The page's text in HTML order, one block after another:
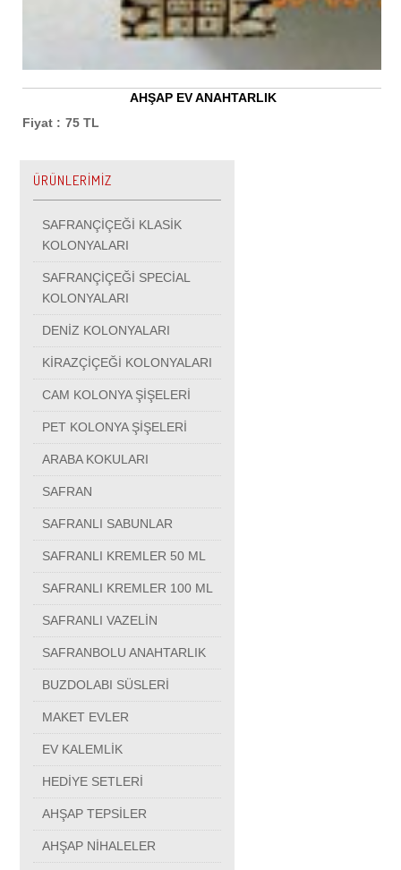
AHŞAP EV ANAHTARLIK
Fiyat : 75 TL
ÜRÜNLERİMİZ
SAFRANÇİÇEĞİ KLASİK
KOLONYALARI
SAFRANÇİÇEĞİ SPECİAL
KOLONYALARI
DENİZ KOLONYALARI
KİRAZÇİÇEĞİ KOLONYALARI
CAM KOLONYA ŞİŞELERİ
PET KOLONYA ŞİŞELERİ
ARABA KOKULARI
SAFRAN
SAFRANLI SABUNLAR
SAFRANLI KREMLER 50 ML
SAFRANLI KREMLER 100 ML
SAFRANLI VAZELİN
SAFRANBOLU ANAHTARLIK
BUZDOLABI SÜSLERİ
MAKET EVLER
EV KALEMLİK
HEDİYE SETLERİ
AHŞAP TEPSİLER
AHŞAP NİHALELER